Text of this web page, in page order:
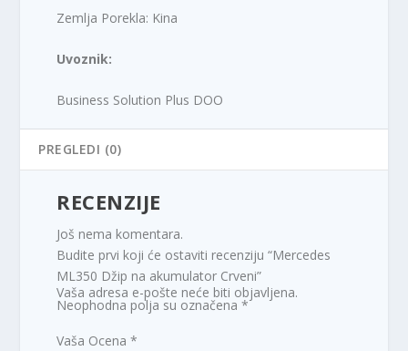
Zemlja Porekla: Kina
Uvoznik:
Business Solution Plus DOO
PREGLEDI (0)
RECENZIJE
Još nema komentara.
Budite prvi koji će ostaviti recenziju “Mercedes
ML350 Džip na akumulator Crveni”
Vaša adresa e-pošte neće biti objavljena.
Neophodna polja su označena*
Vaša Ocena*